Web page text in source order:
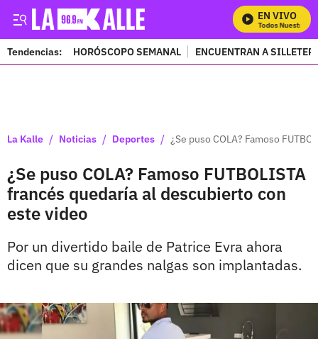
EN VIVO
Mira Todos Nuestros
Tendencias: HORÓSCOPO SEMANAL ENCUENTRAN A
La Kalle / Noticias / Deportes / ¿Se puso COLA? Famoso
¿Se puso COLA? Famoso FUTBOLISTA
francés quedaría al descubierto con
este video
Por un divertido baile de Patrice Evra ahora
dicen que su grandes nalgas son implantadas.